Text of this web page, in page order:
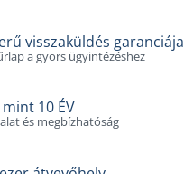
visszaküldés garanciája
a gyors ügyintézéshez
10 ÉV
és megbízhatóság